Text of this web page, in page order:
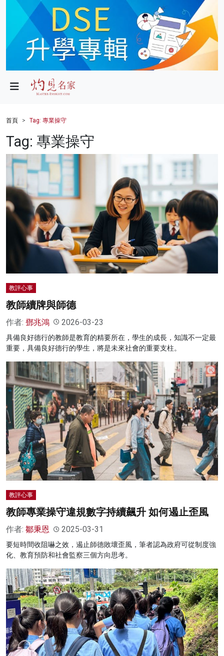
政局
財經
健康
商業
科技
影片
名家榜
首頁 Tag: 專業操守
Tag: 專業操守
教評心事
教師續牌與師德
作者: 鄧兆鴻 2026-03-23
具備良好德行的教師是教育的精要所在，學生的成長，知識不一定最
重要，具備良好德行的學生，將是未來社會的重要支柱。
教評心事
教師專業操守違規數字持續飆升 如何遏止歪風
作者: 鄒秉恩 2025-03-31
要短時間收阻嚇之效，遏止師德敗壞歪風，筆者認為政府可從制度強
化、教育預防和社會監察三個方向思考。